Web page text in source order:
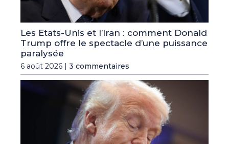
Les Etats-Unis et l’Iran : comment Donald
Trump offre le spectacle d’une puissance
paralysée
6 août 2026 | 3 commentaires